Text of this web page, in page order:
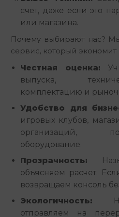
счет, даже если это
или магазина.
Почему выбирают нас?
сервис, который
Честная оценка:
выпуска,
комплектацию и
Удобство для
игровых клубов,
организаций,
оборудование.
Прозрачность:
объясняем расчет.
возвращаем консоль
Экологичность:
отправляем на